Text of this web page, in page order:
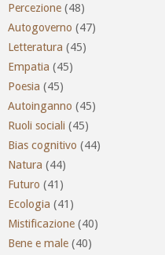
Percezione (48)
Autogoverno (47)
Letteratura (45)
Empatia (45)
Poesia (45)
Autoinganno (45)
Ruoli sociali (45)
Bias cognitivo (44)
Natura (44)
Futuro (41)
Ecologia (41)
Mistificazione (40)
Bene e male (40)